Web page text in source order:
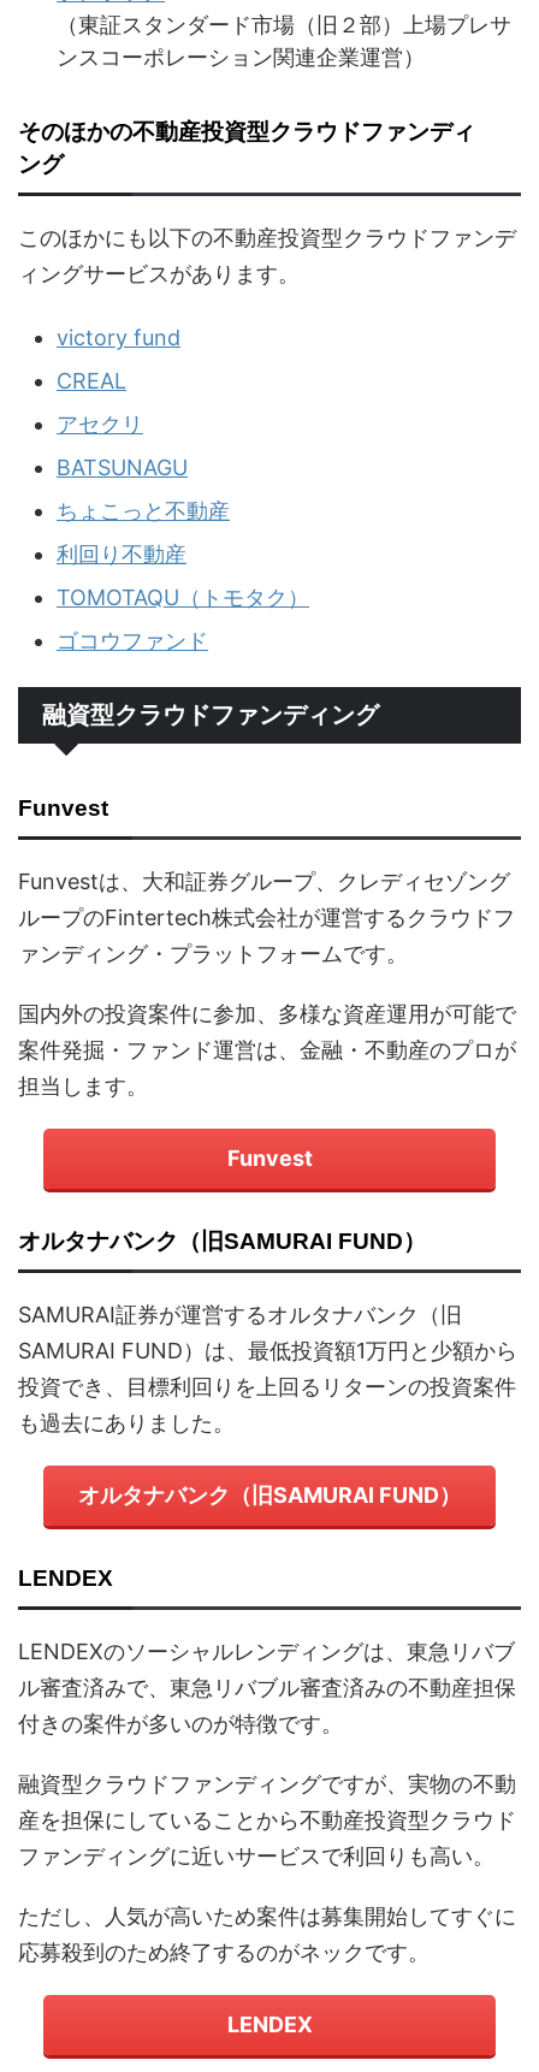
（東証スタンダード市場（旧２部）上場プレサ
ンスコーポレーション関連企業運営）
そのほかの不動産投資型クラウドファンディ
ング
このほかにも以下の不動産投資型クラウドファンデ
ィングサービスがあります。
victory fund
CREAL
アセクリ
BATSUNAGU
ちょこっと不動産
利回り不動産
TOMOTAQU（トモタク）
ゴコウファンド
融資型クラウドファンディング
Funvest
Funvestは、大和証券グループ、クレディセゾング
ループのFintertech株式会社が運営するクラウドフ
ァンディング・プラットフォームです。
国内外の投資案件に参加、多様な資産運用が可能で
案件発掘・ファンド運営は、金融・不動産のプロが
担当します。
Funvest
オルタナバンク（旧SAMURAI FUND）
SAMURAI証券が運営するオルタナバンク（旧
SAMURAI FUND）は、最低投資額1万円と少額から
投資でき、目標利回りを上回るリターンの投資案件
も過去にありました。
オルタナバンク（旧SAMURAI FUND）
LENDEX
LENDEXのソーシャルレンディングは、東急リバブ
ル審査済みで、東急リバブル審査済みの不動産担保
付きの案件が多いのが特徴です。
融資型クラウドファンディングですが、実物の不動
産を担保にしていることから不動産投資型クラウド
ファンディングに近いサービスで利回りも高い。
ただし、人気が高いため案件は募集開始してすぐに
応募殺到のため終了するのがネックです。
LENDEX